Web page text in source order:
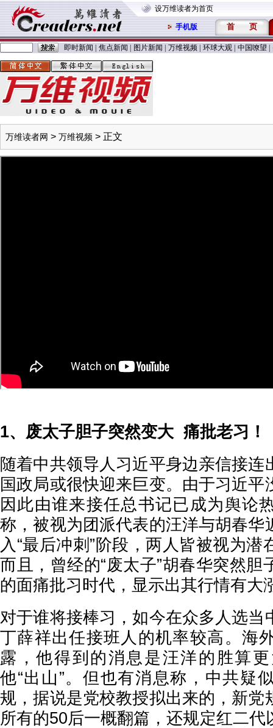
设万维读者为首页
手机版 首 页
即时新闻 焦点新闻 图片新闻 万维视频 环球大观 中国嘹望
万维读者网 > 万维视频 > 正文
1、废太子胆子突然变大 痛批老习！
随着中共领导人习近平身边亲信接连
国政局或很快迎来巨变。由于习近平
因此由谁来接任总书记已成为舆论
称，被视为团派代表的汪洋与胡春华
入“最后冲刺”阶段，两人皆被视为
而且，曾经的“废太子”胡春华突然胆
的面痛批习时代，显示出其行情有大
对于谁将接棒习，如今在众多人选当
丁薛祥出任接班人的机率较高。海
露，他得到的消息是汪洋的胜算
他“出山”。但也有消息称，中共疑
规，据说是党校教授拟出来的，新党
所有的50后一概翻篇，还规定红二代